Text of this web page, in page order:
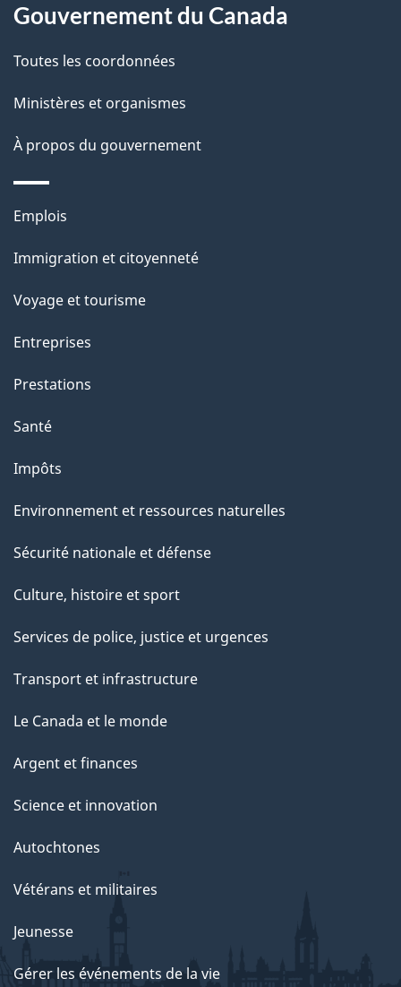
i
l
s
d
e
l
a
p
a
g
e
propos
de
ce
site
Gouvernement du Canada
Toutes les coordonnées
Ministères et organismes
À propos du gouvernement
Thèmes
sujets
Emplois
Immigration et citoyenneté
Voyage et tourisme
Entreprises
Prestations
Santé
Impôts
Environnement et ressources naturelles
Sécurité nationale et défense
Culture, histoire et sport
Services de police, justice et urgences
Transport et infrastructure
Le Canada et le monde
Argent et finances
Science et innovation
Autochtones
Vétérans et militaires
Jeunesse
Gérer les événements de la vie